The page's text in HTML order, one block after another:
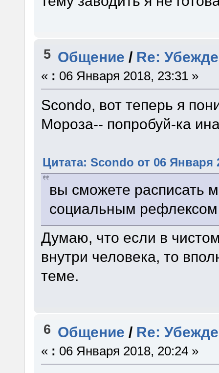
5 Общение / Re:
« : 06 Января 2018, 23:31 »
Scondo, вот теперь я
Мороза-- попробуй-ка
Цитата: Scondo от 06 Января
вы сможете расписать
социальным
Думаю, что если в
внутри человека, то
теме.
6 Общение / Re:
« : 06 Января 2018, 20:24 »